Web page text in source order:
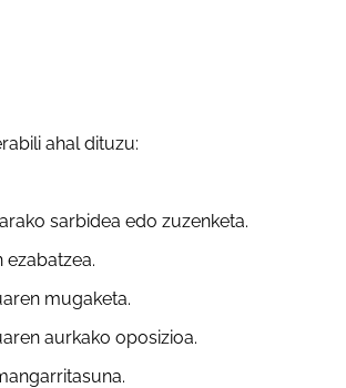
ahal dituzu:
sarbidea edo zuzenketa.
ezabatzea.
mugaketa.
aurkako oposizioa.